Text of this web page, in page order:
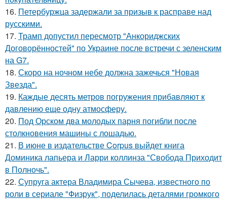
16. Петербуржца задержали за призыв к расправе над
русскими.
17. Трамп допустил пересмотр "Анкориджских
Договорённостей" по Украине после встречи с зеленским
на G7.
18. Скоро на ночном небе должна зажечься "Новая
Звезда".
19. Каждые десять метров погружения прибавляют к
давлению еще одну атмосферу.
20. Под Орском два молодых парня погибли после
столкновения машины с лошадью.
21. В июне в издательстве Corpus выйдет книга
Доминика лапьера и Ларри коллинза "Свобода Приходит
в Полночь".
22. Супруга актера Владимира Сычева, известного по
роли в сериале "Физрук", поделилась деталями громкого